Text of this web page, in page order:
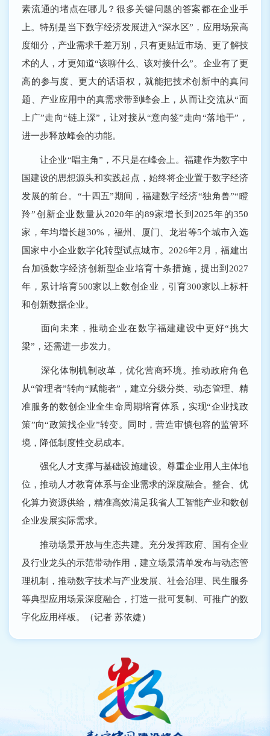
素流通的堵点在哪儿？很多关键问题的答案都在企业手
上。特别是当下数字经济发展进入“深水区”，应用场景高
度细分，产业需求千差万别，只有更贴近市场、更了解技
术的人，才更知道“该聊什么、该对接什么”。企业有了更
高的参与度、更大的话语权，就能把技术创新中的真问
题、产业应用中的真需求带到峰会上，从而让交流从“面
上广”走向“链上深”，让对接从“意向签”走向“落地干”，
进一步释放峰会的功能。
让企业“唱主角”，不只是在峰会上。福建作为数字中
国建设的思想源头和实践起点，始终将企业置于数字经济
发展的前台。“十四五”期间，福建数字经济“独角兽”“瞪
羚”创新企业数量从2020年的89家增长到2025年的350
家，年均增长超30%，福州、厦门、龙岩等5个城市入选
国家中小企业数字化转型试点城市。2026年2月，福建出
台加强数字经济创新型企业培育十条措施，提出到2027
年，累计培育500家以上数创企业，引育300家以上标杆
和创新数据企业。
面向未来，推动企业在数字福建建设中更好“挑大
梁”，还需进一步发力。
深化体制机制改革，优化营商环境。推动政府角色
从“管理者”转向“赋能者”，建立分级分类、动态管理、精
准服务的数创企业全生命周期培育体系，实现“企业找政
策”向“政策找企业”转变。同时，营造审慎包容的监管环
境，降低制度性交易成本。
强化人才支撑与基础设施建设。尊重企业用人主体地
位，推动人才教育体系与企业需求的深度融合。整合、优
化算力资源供给，精准高效满足我省人工智能产业和数创
企业发展实际需求。
推动场景开放与生态共建。充分发挥政府、国有企业
及行业龙头的示范带动作用，建立场景清单发布与动态管
理机制，推动数字技术与产业发展、社会治理、民生服务
等典型应用场景深度融合，打造一批可复制、可推广的数
字化应用样板。（记者 苏依婕）